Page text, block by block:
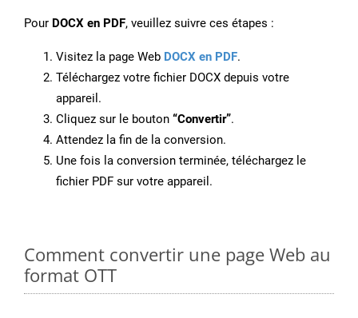
Pour DOCX en PDF, veuillez suivre ces étapes :
Visitez la page Web DOCX en PDF.
Téléchargez votre fichier DOCX depuis votre
appareil.
Cliquez sur le bouton “Convertir”.
Attendez la fin de la conversion.
Une fois la conversion terminée, téléchargez le
fichier PDF sur votre appareil.
Comment convertir une page Web au
format OTT